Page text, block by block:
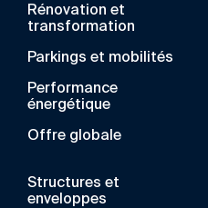
Rénovation et
transformation
Parkings et mobilités
Performance
énergétique
Offre globale
Structures et
enveloppes